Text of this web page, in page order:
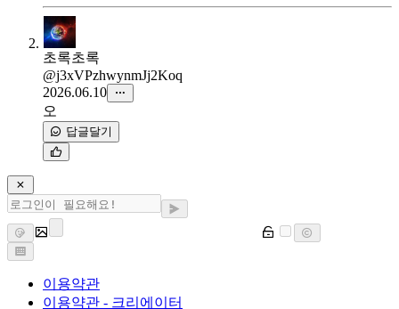
초록초록
@j3xVPzhwynmJj2Koq
2026.06.10
오
답글달기
이용약관
이용약관 - 크리에이터